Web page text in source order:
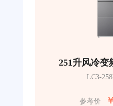
251升风冷变
LC3-
参考价 ￥